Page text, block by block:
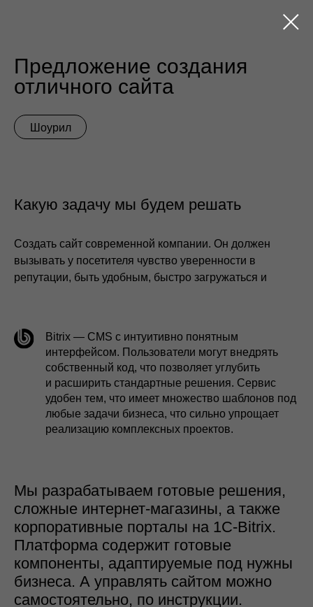
отличного сайта
вызывать у посетителя чувство уверенности в
интерфейсом. Пользователи могут внедрять
любые задачи бизнеса, что сильно упрощает
реализацию комплексных проектов.
Мы разрабатываем готовые решения,
сложные интернет-магазины, а также
корпоративные порталы на 1С-Bitrix.
Платформа содержит готовые
самостоятельно, по инструкции.
Разработка сложных сайтов больше
не требует много времени
и многомилионных чеков. Наша цель —
создавать удобный инструмент
заработка в оптимальные сроки, траты
на обслуживание которого будут
минимальными.